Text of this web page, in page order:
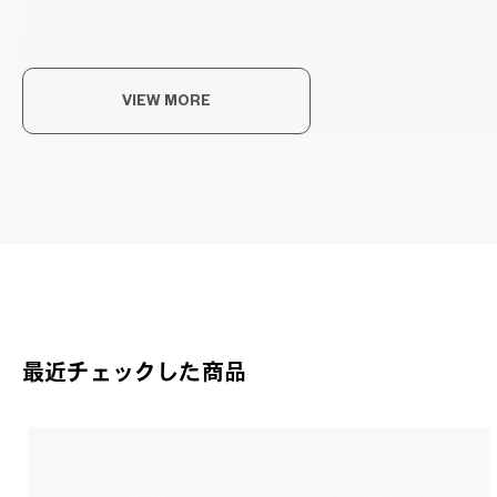
VIEW MORE
最近チェックした商品